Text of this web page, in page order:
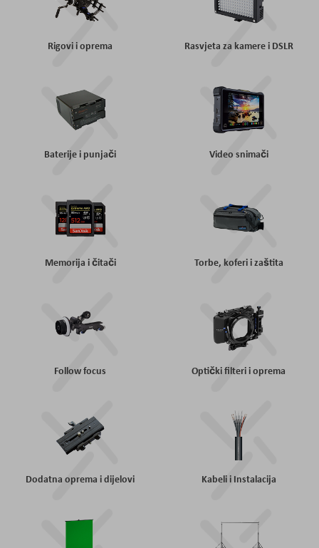
Rigovi i oprema Rasvjeta za kamere i DSLR
Baterije i punjači Video snimači
Memorija i čitači Torbe, koferi i zaštita
Follow focus Optički filteri i oprema
Dodatna oprema i dijelovi Kabeli i Instalacija